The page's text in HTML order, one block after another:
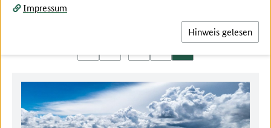
Impressum
Hinweis gelesen